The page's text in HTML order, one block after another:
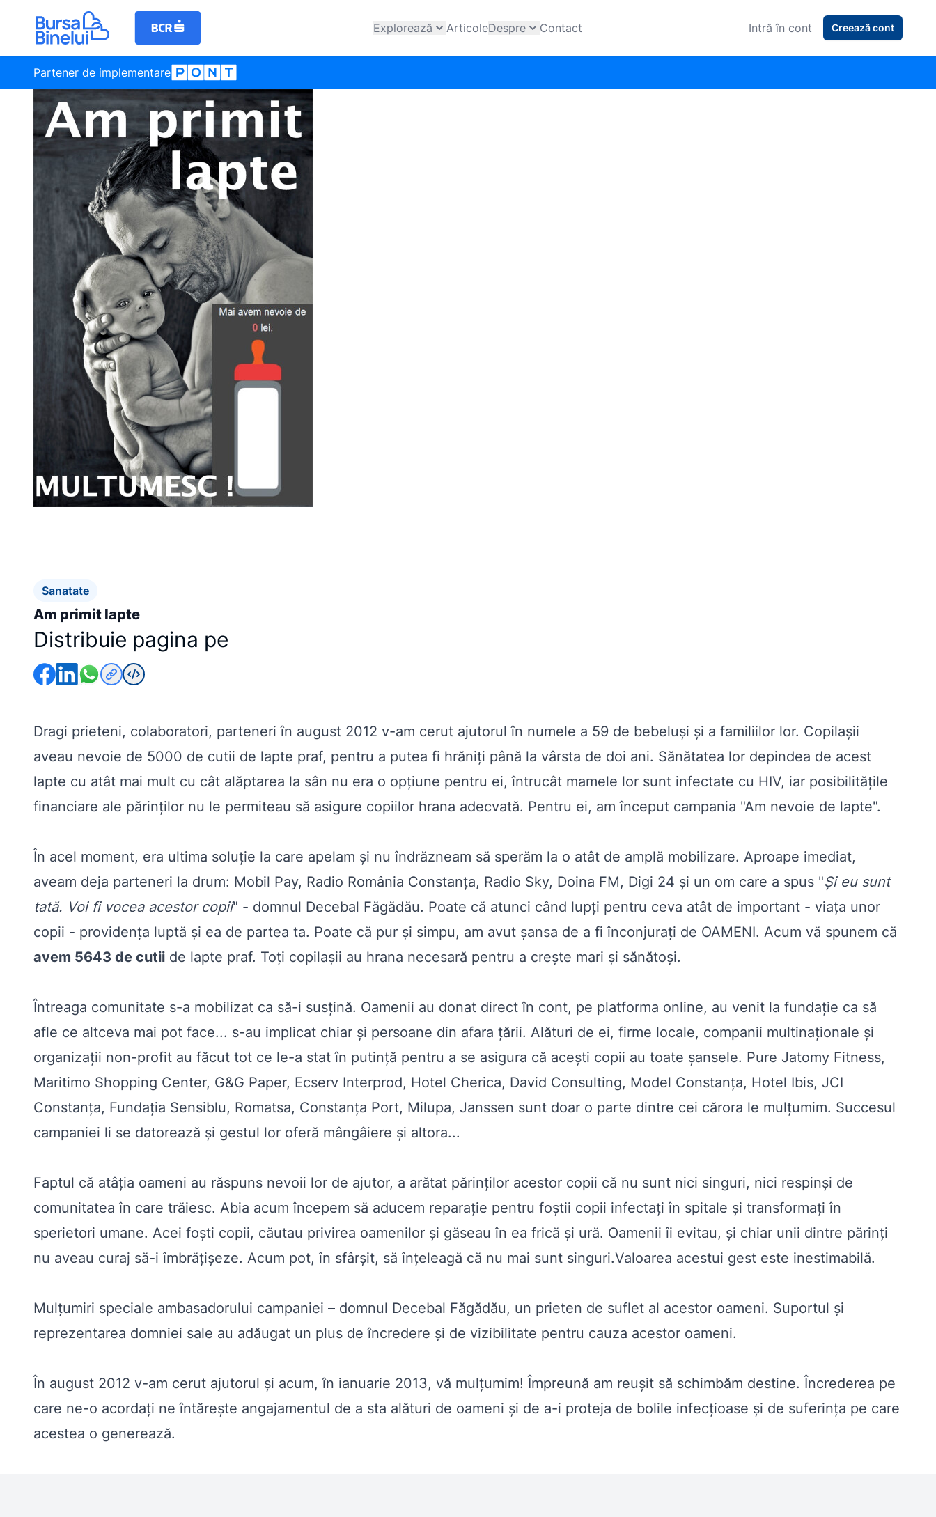
Explorează ArticoleDespre Contact Intră în cont Creează cont
Partener de implementare
Sanatate
Am primit lapte
Distribuie pagina pe
Dragi prieteni, colaboratori, parteneri în august 2012 v-am cerut ajutorul în numele a 59 de bebeluşi şi a familiilor lor. Copilaşii
aveau nevoie de 5000 de cutii de lapte praf, pentru a putea fi hrăniţi până la vârsta de doi ani. Sănătatea lor depindea de acest
lapte cu atât mai mult cu cât alăptarea la sân nu era o opţiune pentru ei, întrucât mamele lor sunt infectate cu HIV, iar posibilităţile
financiare ale părinţilor nu le permiteau să asigure copiilor hrana adecvată. Pentru ei, am început campania "Am nevoie de lapte".
În acel moment, era ultima soluţie la care apelam şi nu îndrăzneam să sperăm la o atât de amplă mobilizare. Aproape imediat,
aveam deja parteneri la drum: Mobil Pay, Radio România Constanța, Radio Sky, Doina FM, Digi 24 şi un om care a spus "Şi eu sunt
tată. Voi fi vocea acestor copii" - domnul Decebal Făgădău. Poate că atunci când lupţi pentru ceva atât de important - viaţa unor
copii - providenţa luptă şi ea de partea ta. Poate că pur şi simpu, am avut şansa de a fi înconjuraţi de OAMENI. Acum vă spunem că
avem 5643 de cutii de lapte praf. Toţi copilaşii au hrana necesară pentru a creşte mari şi sănătoşi.
Întreaga comunitate s-a mobilizat ca să-i susţină. Oamenii au donat direct în cont, pe platforma online, au venit la fundaţie ca să
afle ce altceva mai pot face... s-au implicat chiar şi persoane din afara ţării. Alături de ei, firme locale, companii multinaţionale şi
organizaţii non-profit au făcut tot ce le-a stat în putinţă pentru a se asigura că aceşti copii au toate şansele. Pure Jatomy Fitness,
Maritimo Shopping Center, G&G Paper, Ecserv Interprod, Hotel Cherica, David Consulting, Model Constanța, Hotel Ibis, JCI
Constanța, Fundaţia Sensiblu, Romatsa, Constanța Port, Milupa, Janssen sunt doar o parte dintre cei cărora le mulţumim. Succesul
campaniei li se datorează şi gestul lor oferă mângâiere şi altora...
Faptul că atâţia oameni au răspuns nevoii lor de ajutor, a arătat părinţilor acestor copii că nu sunt nici singuri, nici respinşi de
comunitatea în care trăiesc. Abia acum începem să aducem reparaţie pentru foştii copii infectaţi în spitale şi transformaţi în
sperietori umane. Acei foşti copii, căutau privirea oamenilor şi găseau în ea frică şi ură. Oamenii îi evitau, şi chiar unii dintre părinţi
nu aveau curaj să-i îmbrăţişeze. Acum pot, în sfârşit, să înţeleagă că nu mai sunt singuri.Valoarea acestui gest este inestimabilă.
Mulţumiri speciale ambasadorului campaniei – domnul Decebal Făgădău, un prieten de suflet al acestor oameni. Suportul şi
reprezentarea domniei sale au adăugat un plus de încredere şi de vizibilitate pentru cauza acestor oameni.
În august 2012 v-am cerut ajutorul şi acum, în ianuarie 2013, vă mulţumim! Împreună am reuşit să schimbăm destine. Încrederea pe
care ne-o acordaţi ne întăreşte angajamentul de a sta alături de oameni şi de a-i proteja de bolile infecţioase şi de suferinţa pe care
acestea o generează.